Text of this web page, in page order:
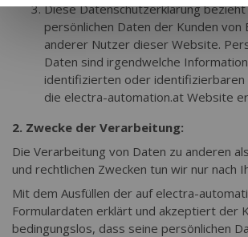
Diese Datenschutzerklärung bezieht
persönlichen Daten der Kunden von
anderer Nutzer dieser Website.
Daten sind irgendwelche
identifizierten oder identifizierbaren
die electra-automation.at Website
2. Zwecke der Verarbeitung:
Die Verarbeitung von Daten zu anderen
und rechtlichen Zwecken tun wir nur nach
Mit dem Ausfüllen der auf electra-
Formulardaten erklärt und akzeptiert der
bedingungslos, dass seine persönlichen